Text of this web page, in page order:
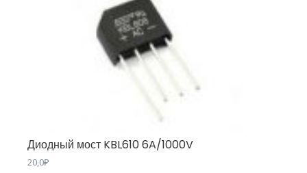
Диодный мост KBL610 6A/1000V
20,0₽